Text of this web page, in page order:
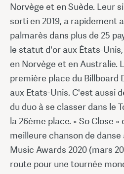
Norvège et en Suède. Leur
sorti en 2019, a rapidement
palmarès dans plus de 25
le statut d'or aux États-Unis,
en Norvège et en Australie.
première place du Billboard
aux Etats-Unis. C'est aussi
du duo à se classer dans le
la 26ème place. « So Close
meilleure chanson de
Music Awards 2020 (mars
route pour une tournée